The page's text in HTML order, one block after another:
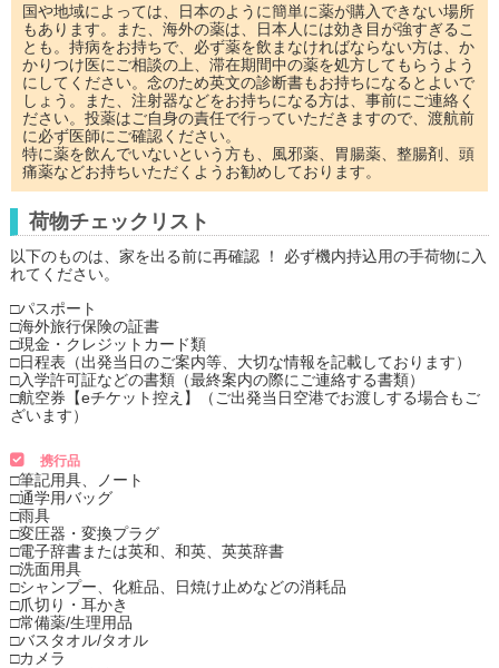
国や地域によっては、日本のように簡単に薬が購入できない場所
もあります。また、海外の薬は、日本人には効き目が強すぎるこ
とも。持病をお持ちで、必ず薬を飲まなければならない方は、か
かりつけ医にご相談の上、滞在期間中の薬を処方してもらうよう
にしてください。念のため英文の診断書もお持ちになるとよいで
しょう。また、注射器などをお持ちになる方は、事前にご連絡く
ださい。投薬はご自身の責任で行っていただきますので、渡航前
に必ず医師にご確認ください。
特に薬を飲んでいないという方も、風邪薬、胃腸薬、整腸剤、頭
痛薬などお持ちいただくようお勧めしております。
荷物チェックリスト
以下のものは、家を出る前に再確認 ！ 必ず機内持込用の手荷物に入
れてください。
□パスポート
□海外旅行保険の証書
□現金・クレジットカード類
□日程表（出発当日のご案内等、大切な情報を記載しております）
□入学許可証などの書類（最終案内の際にご連絡する書類）
□航空券【eチケット控え】（ご出発当日空港でお渡しする場合もご
ざいます）
携行品
□筆記用具、ノート
□通学用バッグ
□雨具
□変圧器・変換プラグ
□電子辞書または英和、和英、英英辞書
□洗面用具
□シャンプー、化粧品、日焼け止めなどの消耗品
□爪切り・耳かき
□常備薬/生理用品
□バスタオル/タオル
□カメラ